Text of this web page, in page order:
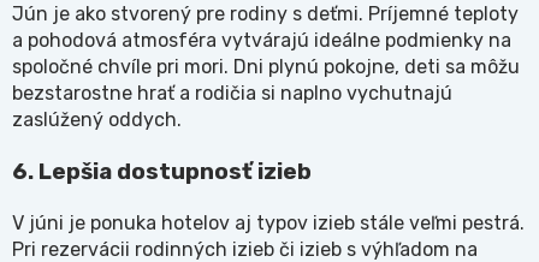
Jún je ako stvorený pre rodiny s deťmi. Príjemné teploty
a pohodová atmosféra vytvárajú ideálne podmienky na
spoločné chvíle pri mori. Dni plynú pokojne, deti sa môžu
bezstarostne hrať a rodičia si naplno vychutnajú
zaslúžený oddych.
6. Lepšia dostupnosť izieb
V júni je ponuka hotelov aj typov izieb stále veľmi pestrá.
Pri rezervácii rodinných izieb či izieb s výhľadom na